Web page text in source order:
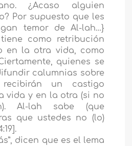
¿Acaso alguien
Por supuesto que les
temor de Al-lah…}
tiene como retribución
en la otra vida, como
quienes se
calumnias sobre
un castigo
vida y en la otra (si no
Al-lah sabe (que
que ustedes no (lo)
dicen que es el lema